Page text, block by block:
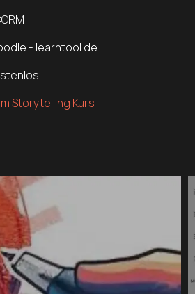
- learntool.de
Storytelling Kurs